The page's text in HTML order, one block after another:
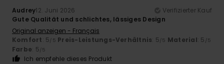
Audrey12. Juni 2026
Verifizierter Kauf
Gute Qualität und schlichtes, lässiges Design
Original anzeigen - Français
Komfort: 5/5 Preis-Leistungs-Verhältnis: 5/5 Material: 5 /5
Farbe: 5/5
Ich empfehle dieses Produkt